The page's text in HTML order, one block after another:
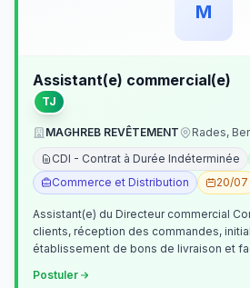
M
Assistant(e) commercial(e)
TJ
MAGHREB REVÊTEMENT
Rades,
CDI - Contrat à Durée Indéterminée
Commerce et Distribution
20/07
Assistant(e) du Directeur commercial
clients, réception des commandes,
établissement de bons de livraison et
Postuler